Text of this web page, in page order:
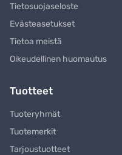
Tietosuojaseloste
Evästeasetukset
Tietoa meistä
Oikeudellinen huomautus
Tuotteet
Tuoteryhmät
Tuotemerkit
Tarjoustuotteet